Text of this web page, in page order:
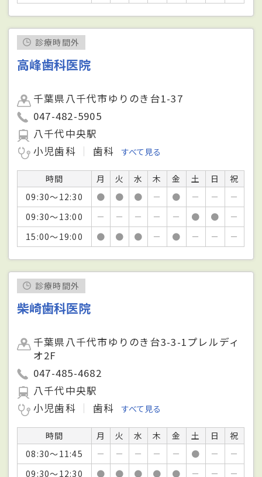
診療時間外
高峰歯科医院
千葉県八千代市ゆりのき台1-37
047-482-5905
八千代中央駅
小児歯科
歯科 すべて見る
時間 月 火 水 木 金 土 日
祝
09:30～12:30
● ● ● － ● － －
－
09:30～13:00
－ － － － － ● ●
－
15:00～19:00
● ● ● － ● － － －
診療時間外
柴崎歯科医院
千葉県八千代市ゆりのき台3-3-1プレルディ
オ2F
047-485-4682
八千代中央駅
小児歯科
歯科 すべて見る
時間 月 火 水 木 金 土 日
祝
08:30～11:45
－ － － － － ● －
－
09:30～12:30
● ● ● ● ● － －
－